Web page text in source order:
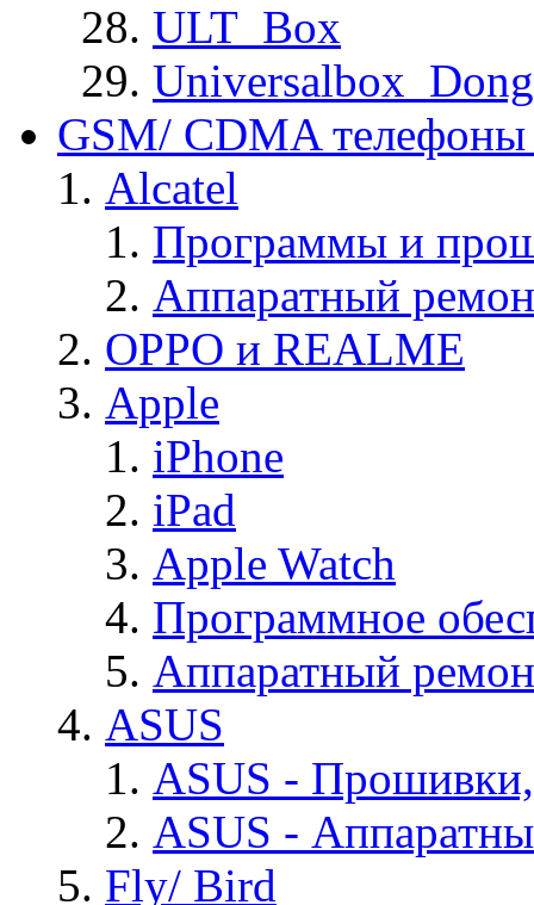
ULT_Box
GSM/ CDMA
Alcatel
Программы и
Аппаратный
OPPO и REALME
Apple
iPhone
iPad
Apple Watch
Программное
Аппаратный
ASUS
ASUS -
ASUS -
Fly/ Bird